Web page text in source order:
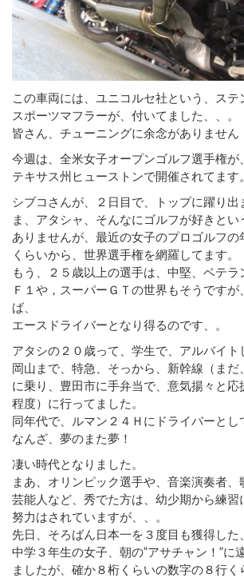
この車両には、ユニコルセ社という、ステ
スポーツマフラーが、付いてました、、。
皆さん、チューニングに余念がありません
今週は、全米女子オープンゴルフ選手権が
テキサス州ヒューストンで開催されてます。
シブコさんが、２日目で、トップに躍り出
ま、アタシャ、そんなにゴルフが好きとい
ありませんが、最近の女子のプロゴルフの
くらいから、世界選手権を網羅してます。
もう、２５歳以上の選手は、中堅、ベテラ
Ｆ１や，スーパーＧＴの世界もそうですが
ば、
エースドライバーとなり得るのです、。
アタシの２０歳って、学生で、アルバイト
岡山まで、特急、そっから、新幹線（まだ
に乗り、豊田市に手弁当で、意気揚々と応
程度）に行ってました。
同年代で、ルマン２４Ｈにドライバーとし
なんざ、夢のまた夢！
凄い時代となりました。
まあ、オリンピック選手や、音楽演奏者、
芸能人など、秀でた方は、幼少期から練習
努力はされていますが、、。
先日、そろばん日本一を３度目も獲得した
中学３年生の女子、朝の”アサチャン！”に
ましたが、確か８桁くらいの数字の８行く